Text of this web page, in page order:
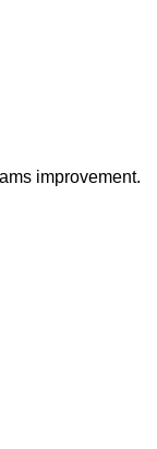
improvement.